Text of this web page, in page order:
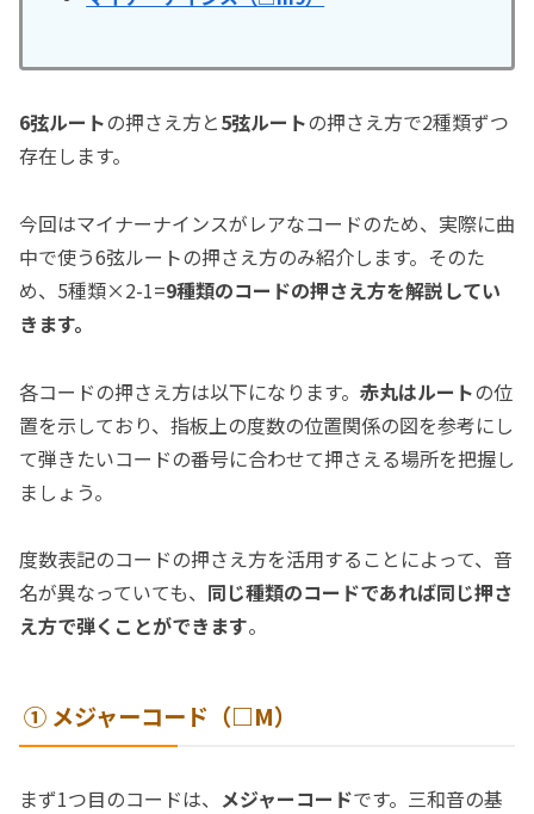
6弦ルートの押さえ方と5弦ルートの押さえ方で2種類ずつ
存在します。
今回はマイナーナインスがレアなコードのため、実際に曲
中で使う6弦ルートの押さえ方のみ紹介します。そのた
め、5種類×2-1=9種類のコードの押さえ方を解説してい
きます。
各コードの押さえ方は以下になります。 赤丸はルートの位
置を示しており、指板上の度数の位置関係の図を参考にし
て弾きたいコードの番号に合わせて押さえる場所を把握し
ましょう。
度数表記のコードの押さえ方を活用することによって、音
名が異なっていても、 同じ種類のコードであれば同じ押さ
え方で弾くことができます。
① メジャーコード（□M）
まず1つ目のコードは、 メジャーコードです。三和音の基